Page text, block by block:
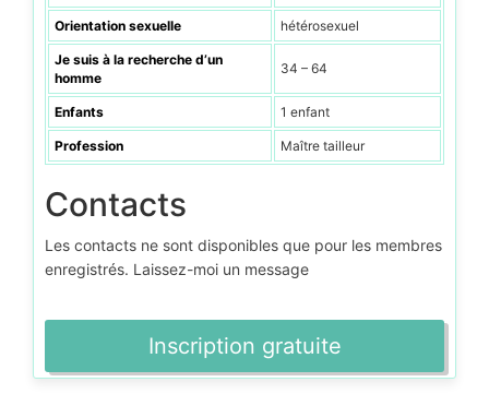
Orientation sexuelle hétérosexuel
Je suis à la recherche d’un
homme
34 – 64
Enfants 1 enfant
Profession Maître tailleur
Contacts
Les contacts ne sont disponibles que pour les membres
enregistrés. Laissez-moi un message
Inscription gratuite